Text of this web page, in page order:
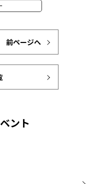
前ページへ
ント